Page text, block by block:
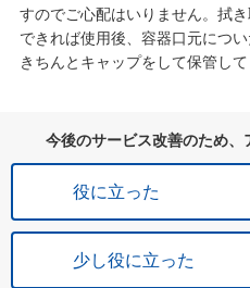
すのでご心配はいりません。拭
できれば使用後、容器口元につ
きちんとキャップをして保管して
今後のサービス改善のため
役に立った
少し役に立った